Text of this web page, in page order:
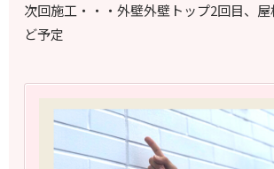
次回施工・・・外壁外壁トップ2回目、
ど予定